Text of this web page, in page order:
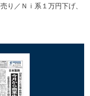
り／Ｎｉ系１万円下げ、